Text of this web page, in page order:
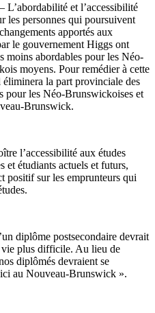
– L’abordabilité et l’accessibilité
les personnes qui poursuivent
apportés aux
le gouvernement Higgs ont
moins abordables pour les Néo-
moyens. Pour remédier à cette
la part provinciale des
pour les Néo-Brunswickoises et
Brunswick.
l’accessibilité aux études
et étudiants actuels et futurs,
positif sur les emprunteurs qui
diplôme postsecondaire devrait
vie plus difficile. Au lieu de
diplômés devraient se
au Nouveau-Brunswick ».